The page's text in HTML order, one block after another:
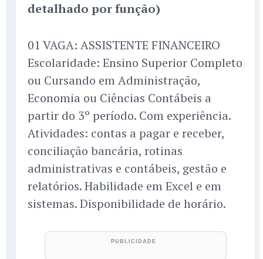
detalhado por função)
01 VAGA: ASSISTENTE FINANCEIRO
Escolaridade: Ensino Superior Completo
ou Cursando em Administração,
Economia ou Ciências Contábeis a
partir do 3º período. Com experiência.
Atividades: contas a pagar e receber,
conciliação bancária, rotinas
administrativas e contábeis, gestão e
relatórios. Habilidade em Excel e em
sistemas. Disponibilidade de horário.